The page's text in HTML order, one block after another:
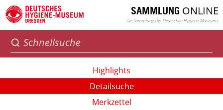
SAMMLUNG ONLINE
Die Sammlung des Deutschen Hygiene-Museums
Highlights
Detailsuche
Merkzettel